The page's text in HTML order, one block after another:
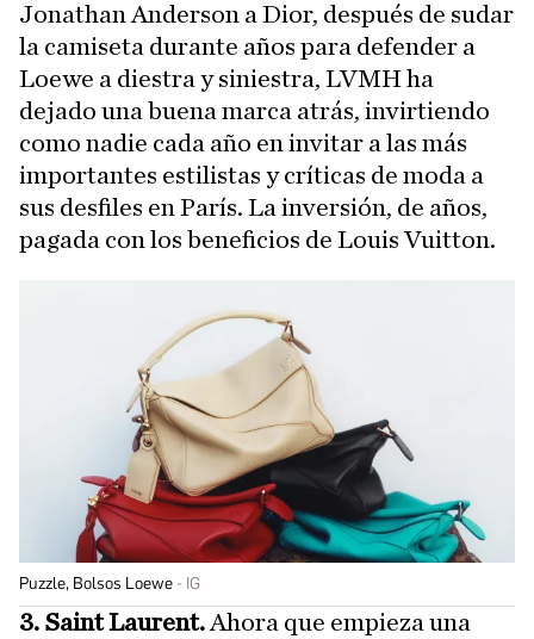
Jonathan Anderson a Dior, después de sudar
la camiseta durante años para defender a
Loewe a diestra y siniestra, LVMH ha
dejado una buena marca atrás, invirtiendo
como nadie cada año en invitar a las más
importantes estilistas y críticas de moda a
sus desfiles en París. La inversión, de años,
pagada con los beneficios de Louis Vuitton.
Puzzle, Bolsos Loewe IG
3. Saint Laurent. Ahora que empieza una